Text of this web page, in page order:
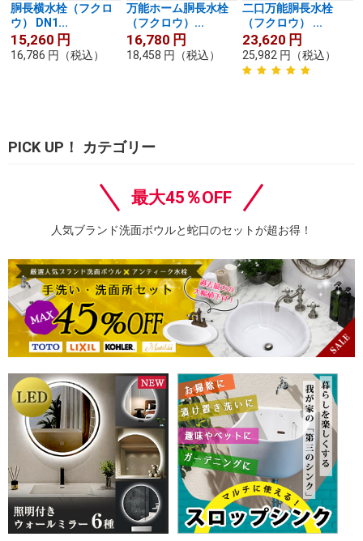
胴長横水栓（フクロ
ウ） DN1...
15,260 円
16,786 円 （税込）
万能ホーム胴長水栓
（フクロウ）...
16,780 円
18,458 円 （税込）
二口万能胴長水栓
（フクロウ） ...
23,620 円
25,982 円 （税込）
PICK UP！ カテゴリー
最大45％OFF
人気ブランド洗面ボウルと蛇口のセットが超お得！